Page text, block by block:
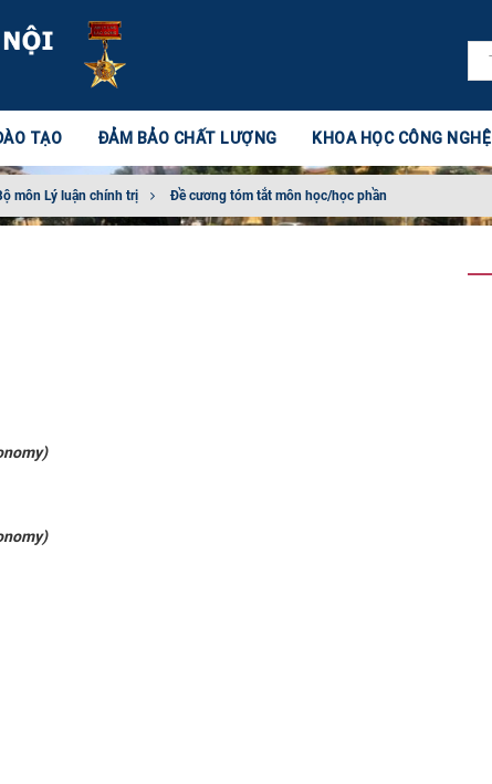
TẠO ĐẢM BẢO CHẤT LƯỢNG KHOA HỌC CÔNG NGHỆ
môn Lý luận chính trị Đề cương tóm tắt môn học/học phần